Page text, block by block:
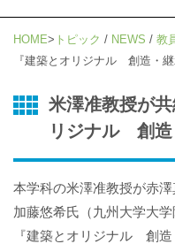
HOME トピック / NEWS / 教
『建築とオリジナル 創造・
米澤准教授が
リジナル 創造
本学科の米澤准教授が赤
加藤悠希氏（九州大学大
『建築とオリジナル 創造